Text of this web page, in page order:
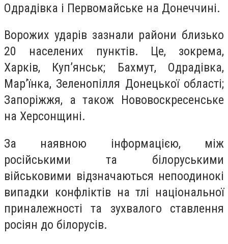
Одрадівка і Первомайське на Донеччині.
Ворожих ударів зазнали райони близько
20 населених пунктів. Це, зокрема,
Харків, Куп’янськ; Бахмут, Одрадівка,
Мар’їнка, Зеленопілля Донецької області;
Запоріжжя, а також Нововоскресенське
на Херсонщині.
За наявною інформацією, між
російськими та білоруськими
військовими відзначаються непоодинокі
випадки конфліктів на тлі національної
приналежності та зухвалого ставлення
росіян до білорусів.